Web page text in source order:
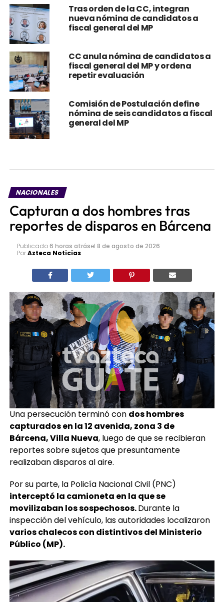
Tras orden de la CC, integran
nueva nómina de candidatos a
fiscal general del MP
CC anula nómina de candidatos a
fiscal general del MP y ordena
repetir evaluación
Comisión de Postulación define
nómina de seis candidatos a fiscal
general del MP
NACIONALES
Capturan a dos hombres tras
reportes de disparos en Bárcena
Publicado6 horas atrásel 8 de agosto de 2026
PorAzteca Noticias
Una persecución terminó con dos hombres
capturados en la 12 avenida, zona 3 de
Bárcena, Villa Nueva, luego de que se recibieran
reportes sobre sujetos que presuntamente
realizaban disparos al aire.
Por su parte, la Policía Nacional Civil (PNC)
interceptó la camioneta en la que se
movilizaban los sospechosos.Durante la
inspección del vehículo, las autoridades localizaron
varios chalecos con distintivos del Ministerio
Público (MP).